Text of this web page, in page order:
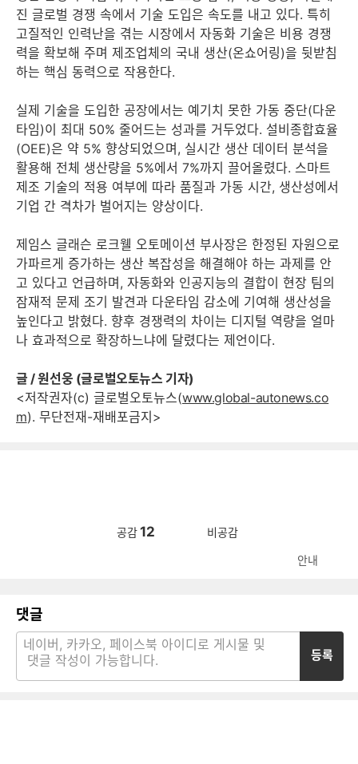
진 글로벌 경쟁 속에서 기술 도입은 속도를 내고 있다. 특히
고질적인 인력난을 겪는 시장에서 자동화 기술은 비용 경쟁
력을 확보해 주며 제조업체의 국내 생산(온쇼어링)을 뒷받침
하는 핵심 동력으로 작용한다.
실제 기술을 도입한 공장에서는 예기치 못한 가동 중단(다운
타임)이 최대 50% 줄어드는 성과를 거두었다. 설비종합효율
(OEE)은 약 5% 향상되었으며, 실시간 생산 데이터 분석을
활용해 전체 생산량을 5%에서 7%까지 끌어올렸다. 스마트
제조 기술의 적용 여부에 따라 품질과 가동 시간, 생산성에서
기업 간 격차가 벌어지는 양상이다.
제임스 글래슨 로크웰 오토메이션 부사장은 한정된 자원으로
가파르게 증가하는 생산 복잡성을 해결해야 하는 과제를 안
고 있다고 언급하며, 자동화와 인공지능의 결합이 현장 팀의
잠재적 문제 조기 발견과 다운타임 감소에 기여해 생산성을
높인다고 밝혔다. 향후 경쟁력의 차이는 디지털 역량을 얼마
나 효과적으로 확장하느냐에 달렸다는 제언이다.
글 / 원선웅 (글로벌오토뉴스 기자)
<저작권자(c) 글로벌오토뉴스(www.global-autonews.co
m). 무단전재-재배포금지>
공감12 비공감
안내
댓글
등록